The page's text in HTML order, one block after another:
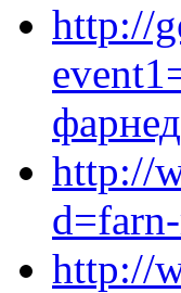
http://
http://
http://